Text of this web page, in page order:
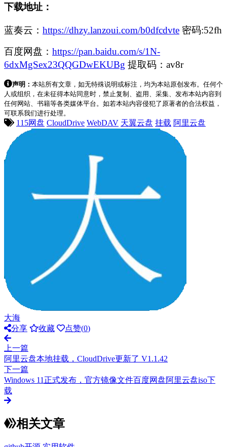
下载地址：
蓝奏云： https://dhzy.lanzoui.com/b0dfcdvte 密码:52fh
百度网盘： https://pan.baidu.com/s/1N-
6dxMgSex23QQGDwEKUBg 提取码：av8r
声明： 本站所有文章，如无特殊说明或标注，均为本站原创发布。任何个
人或组织，在未征得本站同意时，禁止复制、盗用、采集、发布本站内容到
任何网站、书籍等各类媒体平台。如若本站内容侵犯了原著者的合法权益，
可联系我们进行处理。
115网盘 CloudDrive WebDAV 天翼云盘 挂载 阿里云盘
大海
分享
收藏 点赞(0)
上一篇
阿里云盘本地挂载，CloudDrive更新了 V1.1.42
下一篇
Windows 11正式发布，官方镜像文件百度网盘阿里云盘iso下
载
相关文章